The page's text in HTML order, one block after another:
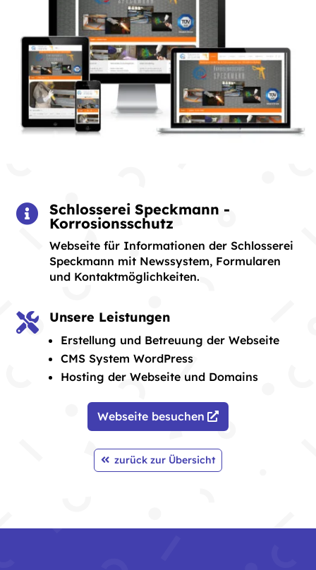

Schlosserei Speckmann -
Korrosionsschutz
Webseite für Informationen der Schlosserei
Speckmann mit Newssystem, Formularen
und Kontaktmöglichkeiten.
 Unsere Leistungen
Erstellung und Betreuung der Webseite
CMS System WordPress
Hosting der Webseite und Domains
Webseite besuchen
zurück zur Übersicht